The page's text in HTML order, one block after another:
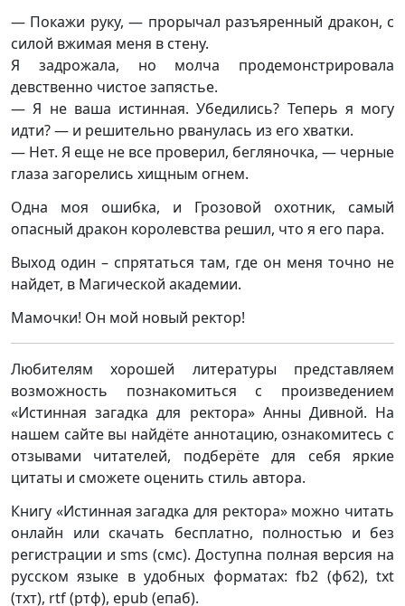
— Покажи руку, — прорычал разъяренный дракон, с
силой вжимая меня в стену.
Я задрожала, но молча продемонстрировала
девственно чистое запястье.
— Я не ваша истинная. Убедились? Теперь я могу
идти? — и решительно рванулась из его хватки.
— Нет. Я еще не все проверил, бегляночка, — черные
глаза загорелись хищным огнем.
Одна моя ошибка, и Грозовой охотник, самый
опасный дракон королевства решил, что я его пара.
Выход один – спрятаться там, где он меня точно не
найдет, в Магической академии.
Мамочки! Он мой новый ректор!
Любителям хорошей литературы представляем
возможность познакомиться с произведением
«Истинная загадка для ректора» Анны Дивной. На
нашем сайте вы найдёте аннотацию, ознакомитесь с
отзывами читателей, подберёте для себя яркие
цитаты и сможете оценить стиль автора.
Книгу «Истинная загадка для ректора» можно читать
онлайн или скачать бесплатно, полностью и без
регистрации и sms (смс). Доступна полная версия на
русском языке в удобных форматах: fb2 (фб2), txt
(тхт), rtf (ртф), epub (епаб).